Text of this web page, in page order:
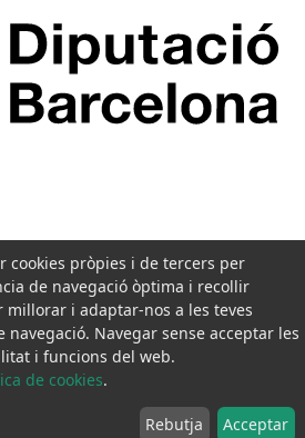
cookies pròpies i de tercers per
de navegació òptima i recollir
i adaptar-nos a les teves
Navegar sense acceptar les
i funcions del web.
de cookies.
Rebutja Acceptar